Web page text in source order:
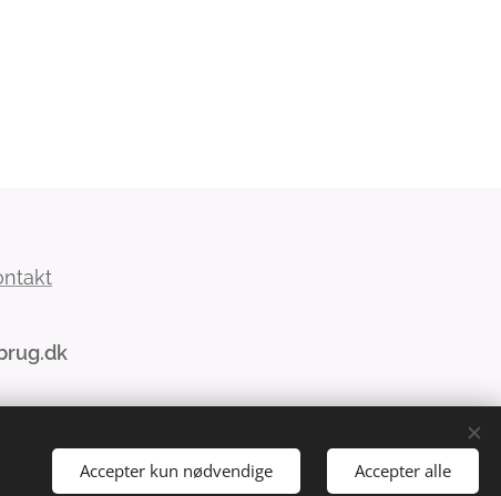
Accepter kun nødvendige Accepter alle